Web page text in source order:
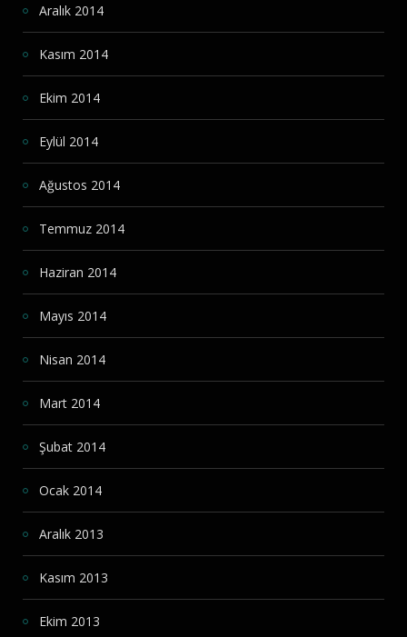
Aralık 2014
Kasım 2014
Ekim 2014
Eylül 2014
Ağustos 2014
Temmuz 2014
Haziran 2014
Mayıs 2014
Nisan 2014
Mart 2014
Şubat 2014
Ocak 2014
Aralık 2013
Kasım 2013
Ekim 2013